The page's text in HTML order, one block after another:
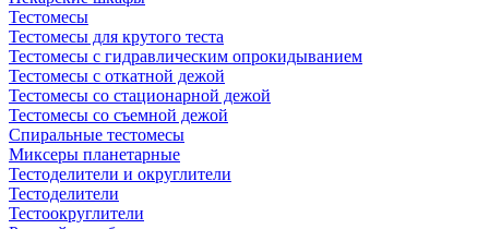
Тестомесы
Тестомесы для крутого теста
Тестомесы с гидравлическим опрокидыванием
Тестомесы с откатной дежой
Тестомесы со стационарной дежой
Тестомесы со съемной дежой
Спиральные тестомесы
Миксеры планетарные
Тестоделители и округлители
Тестоделители
Тестоокруглители